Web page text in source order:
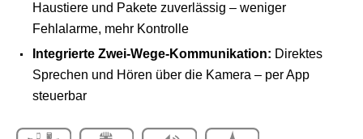
Haustiere und Pakete zuverlässig – weniger
Fehlalarme, mehr Kontrolle
Integrierte Zwei-Wege-Kommunikation: Direktes
Sprechen und Hören über die Kamera – per App
steuerbar